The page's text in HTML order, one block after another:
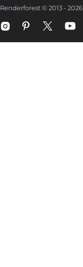
Renderforest © 2013 - 2026